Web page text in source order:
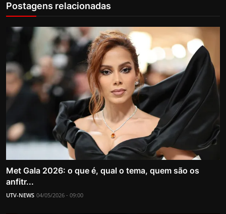
Postagens relacionadas
Met Gala 2026: o que é, qual o tema, quem são os
anfitr...
UTV-NEWS 04/05/2026 - 09:00